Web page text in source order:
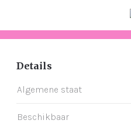
Details
Algemene staat
Beschikbaar